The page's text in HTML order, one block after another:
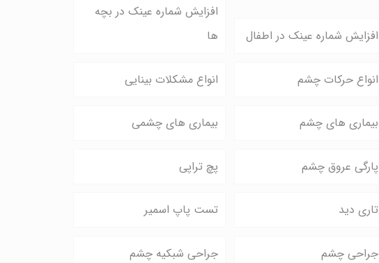
افزایش شماره عینک در اطفال
افزایش شماره عینک در بچه
ها
انواع حرکات چشم انواع مشکلات بینایی
بیماری های چشم بیماری های چشمی
پارگی عروق چشم پچ تراپی
تاری دید تست پاپ اسمیر
جراحی چشم جراحی شبکیه چشم